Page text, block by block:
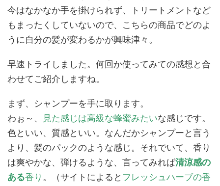
今はなかなか手を掛けられず、トリートメントなど
もまったくしていないので、こちらの商品でどのよ
うに自分の髪が変わるかが興味津々。
早速トライしました。何回か使ってみての感想と合
わせてご紹介しますね。
まず、シャンプーを手に取ります。
わぉ～、
見た感じは高級な蜂蜜みたいな感じです。
色といい、質感といい。なんだかシャンプーと言う
より、髪のパックのような感じ。それでいて、香り
は爽やかな、弾けるような、言ってみれば清涼感の
ある香り 。（サイトによると フレッシュハーブの香